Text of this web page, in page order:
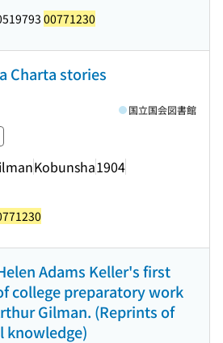
00771230
Charta stories
Kobunsha1904
国立国会図書館
Adams Keller's first
college preparatory work
Gilman. (Reprints of
knowledge)